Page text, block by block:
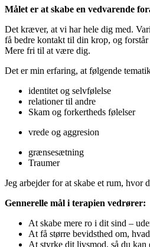
Målet er at skabe en vedvarende
Det kræver, at vi har hele dig med.
få bedre kontakt til din krop, og
Mere fri til at være dig.
Det er min erfaring, at følgende
identitet og selvfølelse
relationer til andre
Skam og forkertheds følelser
vrede og aggresion
grænsesætning
Traumer
Jeg arbejder for at skabe et rum, hvor
Gennerelle mål i terapien vedrører:
At skabe mere ro i dit sind –
At få større bevidsthed om,
At styrke dit livsmod, så du